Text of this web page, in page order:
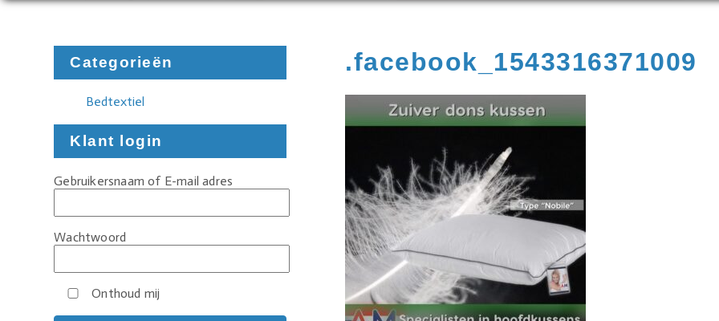
Categorieën
Bedtextiel
Klant login
Gebruikersnaam of E-mail adres
Wachtwoord
Onthoud mij
.facebook_1543316371009